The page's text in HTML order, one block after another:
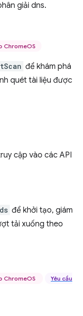
giải dns.
ChromeOS
để khám phá
quét tài liệu được
cập vào các API
để khởi tạo, giám
tải xuống theo
ChromeOS
Yêu cầu